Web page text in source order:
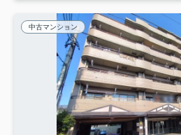
中古マンション